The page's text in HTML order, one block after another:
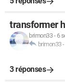
transformer
brimon33- 6
brimon33-
3 réponses